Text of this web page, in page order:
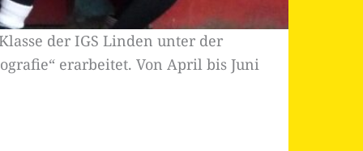
der IGS Linden unter der
erarbeitet. Von April bis Juni